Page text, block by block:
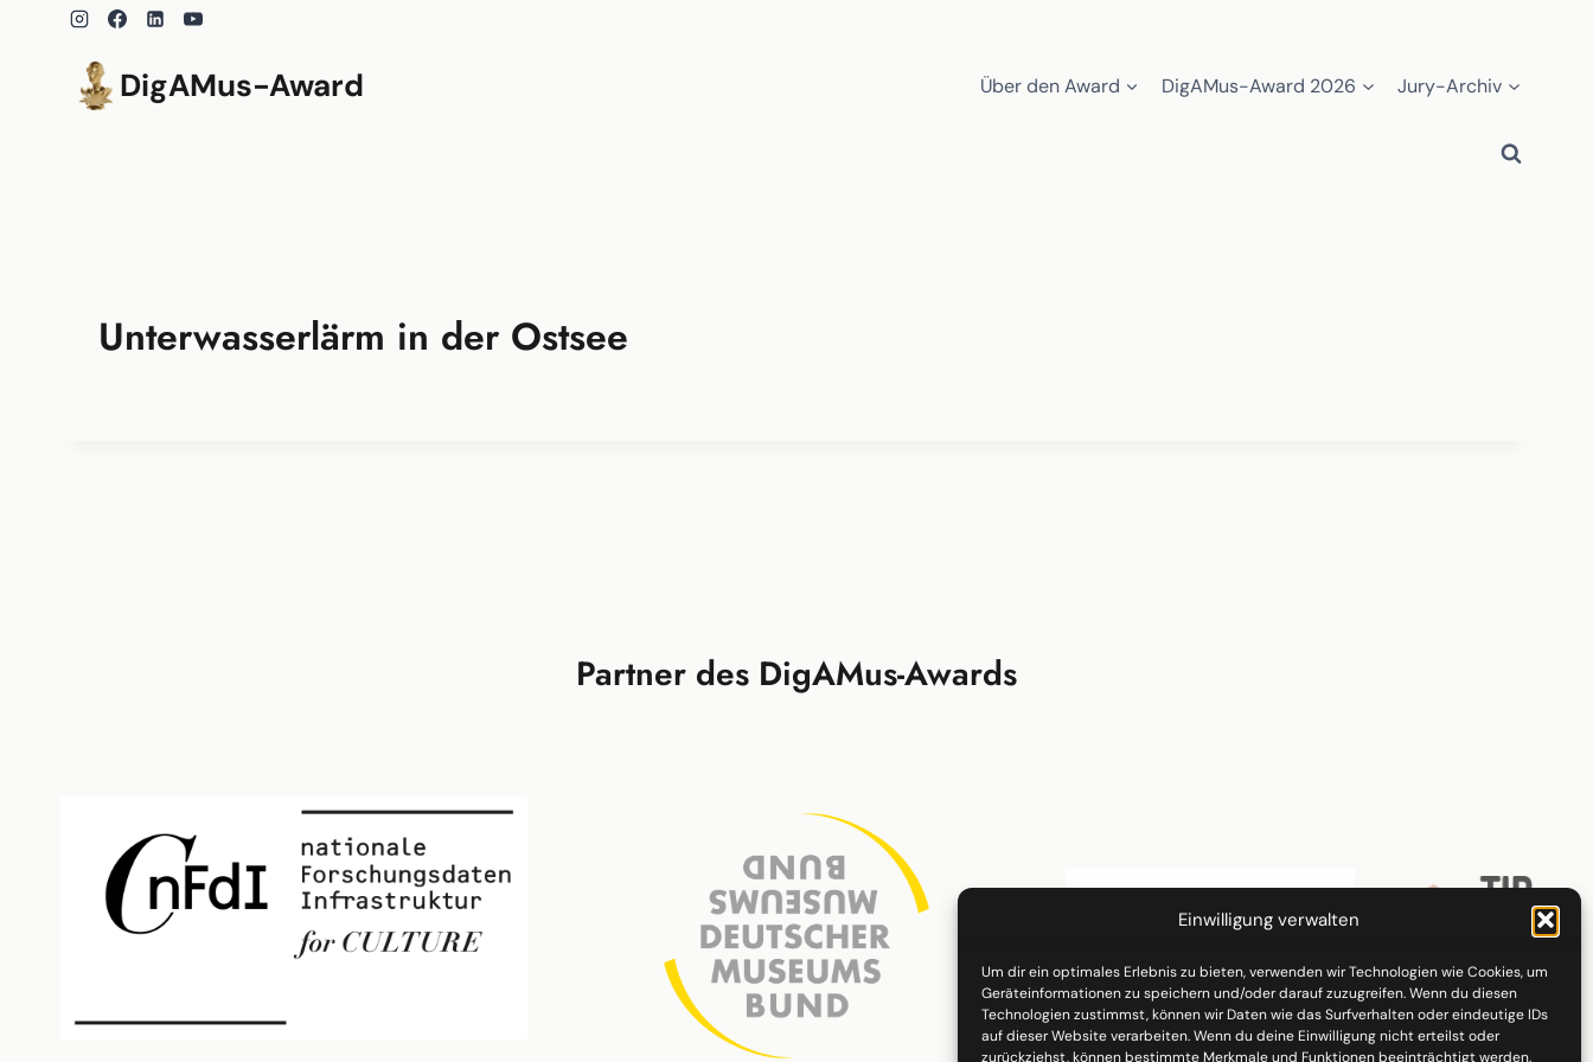
Einwilligung verwalten
Um dir ein optimales Erlebnis zu bieten, verwenden wir Technologien wie Cookies, um
Geräteinformationen zu speichern und/oder darauf zuzugreifen. Wenn du diesen
Technologien zustimmst, können wir Daten wie das Surfverhalten oder eindeutige IDs
auf dieser Website verarbeiten. Wenn du deine Einwilligung nicht erteilst oder
zurückziehst, können bestimmte Merkmale und Funktionen beeinträchtigt werden.
DigAMus-Award Über den Award DigAMus-Award 2026 Jury-Archiv
Unterwasserlärm in der Ostsee
Partner des DigAMus-Awards